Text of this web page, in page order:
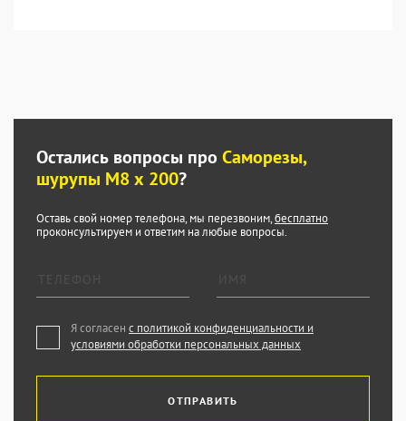
Остались вопросы про Саморезы,
шурупы М8 х 200?
Оставь свой номер телефона, мы перезвоним,бесплатно
проконсультируем и ответим на любые вопросы.
Я согласен с политикой конфиденциальности и
условиями обработки персональных данных
ОТПРАВИТЬ